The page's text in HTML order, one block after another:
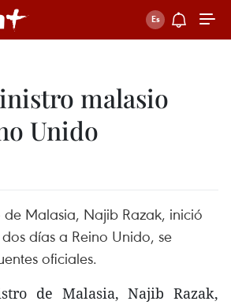
malasio
Unido
de Malasia, Najib Razak, inició
días a Reino Unido, se
oficiales.
de Malasia, Najib Razak,